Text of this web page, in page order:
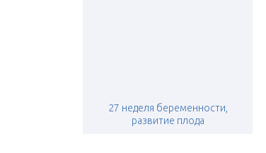
27 неделя беременности,
развитие плода